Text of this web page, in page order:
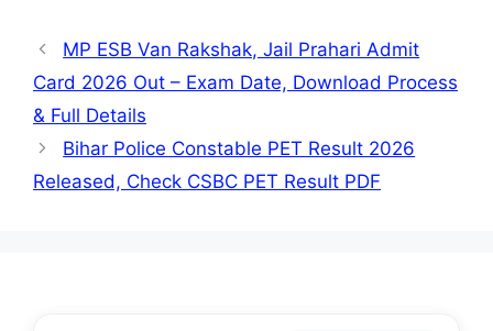
MP ESB Van Rakshak, Jail Prahari Admit
Card 2026 Out – Exam Date, Download Process
& Full Details
Bihar Police Constable PET Result 2026
Released, Check CSBC PET Result PDF